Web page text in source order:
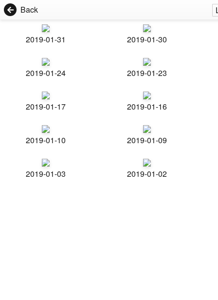
Back
2019-01-31 2019-01-30
2019-01-24 2019-01-23
2019-01-17 2019-01-16
2019-01-10 2019-01-09
2019-01-03 2019-01-02